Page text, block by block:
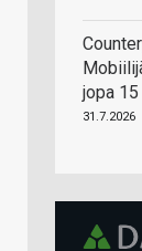
jopa
31.7.2026